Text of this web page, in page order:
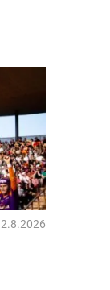
2.8.2026